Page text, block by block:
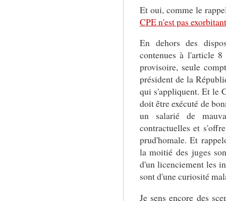
Et oui, comme le
CPE n'est pas
En dehors des
contenues à l'article
provisoire, seule
président de la
qui s'appliquent. Et le
doit être exécuté de
un salarié de
contractuelles et
prud'homale. Et
la moitié des juges
d'un licenciement les
sont d'une curiosité
Je sens encore des